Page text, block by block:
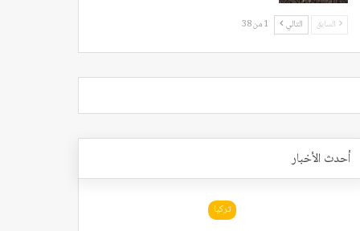
السابق التالي 1 من 38
أحدث الأخبار
تركيا